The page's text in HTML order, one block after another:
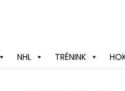
NHL TRÉNINK